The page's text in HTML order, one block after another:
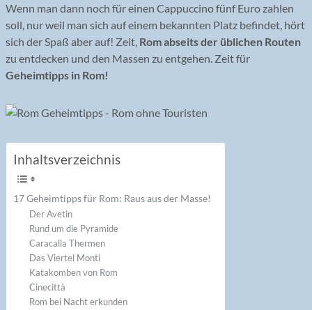
Wenn man dann noch für einen Cappuccino fünf Euro zahlen
soll, nur weil man sich auf einem bekannten Platz befindet, hört
sich der Spaß aber auf! Zeit, Rom abseits der üblichen Routen
zu entdecken und den Massen zu entgehen. Zeit für
Geheimtipps in Rom!
Inhaltsverzeichnis
17 Geheimtipps für Rom: Raus aus der Masse!
Der Avetin
Rund um die Pyramide
Caracalla Thermen
Das Viertel Monti
Katakomben von Rom
Cinecittà
Rom bei Nacht erkunden